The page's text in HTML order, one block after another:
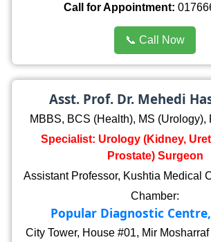
Call for Appointment:
📞 Call Now
Asst. Prof. Dr. Mehedi
MBBS, BCS (Health), MS (Urology),
Specialist: Urology (Kidney,
Prostate) Surgeon
Assistant Professor, Kushtia Medical
Chamber:
Popular Diagnostic
City Tower, House #01, Mir